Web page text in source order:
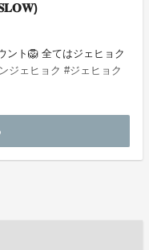
ント🦁 全てはジェヒョク
ジェヒョク #ジェヒョク